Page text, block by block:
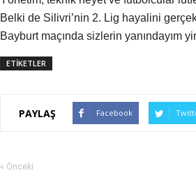
Belki de Silivri’nin 2. Lig hayalini
Bayburt maçında sizlerin yanındayım
ETİKETLER
PAYLAŞ Facebook
« Önceki